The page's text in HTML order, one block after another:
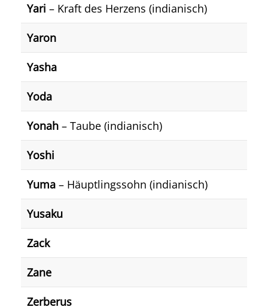
Yari – Kraft des Herzens (indianisch)
Yaron
Yasha
Yoda
Yonah – Taube (indianisch)
Yoshi
Yuma – Häuptlingssohn (indianisch)
Yusaku
Zack
Zane
Zerberus